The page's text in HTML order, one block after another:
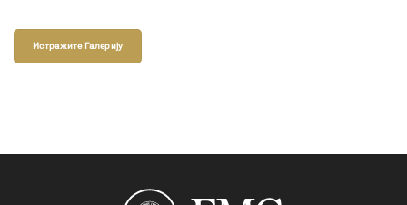
Истражите Галерију